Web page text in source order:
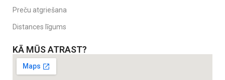
Preču atgriešana
Distances līgums
KĀ MŪS ATRAST?